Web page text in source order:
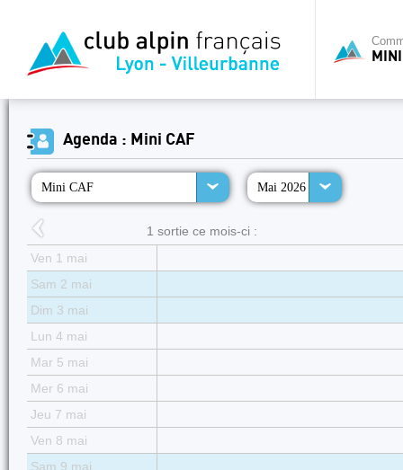
Agenda : Mini CAF
Mini CAF Mai 2026
1 sortie ce mois-ci :
Ven 1 mai
Sam 2 mai
Dim 3 mai
Lun 4 mai
Mar 5 mai
Mer 6 mai
Jeu 7 mai
Ven 8 mai
Sam 9 mai